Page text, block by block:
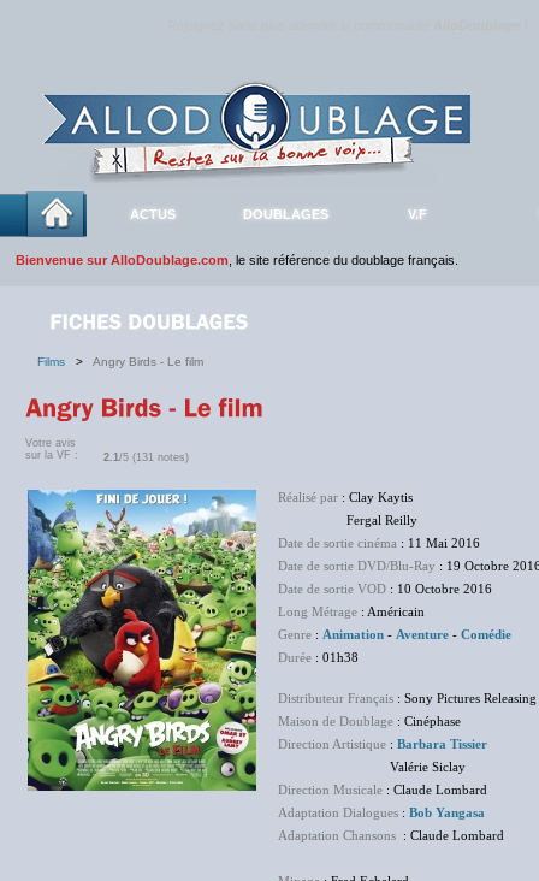
ACTUS DOUBLAGES V.F
Bienvenue sur AlloDoublage.com , le site référence du doublage français.
Films > Angry Birds - Le film
Votre avis
sur la VF :
2.1/5 (131 notes)
Réalisé par : Clay Kaytis
Fergal Reilly
Date de sortie cinéma : 11 Mai 2016
Date de sortie DVD/Blu-Ray : 19 Octobre
Date de sortie VOD : 10 Octobre 2016
Long Métrage : Américain
Genre : Animation - Aventure - Comédie
Durée : 01h38
Distributeur Français : Sony Pictures
Maison de Doublage : Cinéphase
Direction Artistique : Barbara Tissier
Valérie Siclay
Direction Musicale : Claude Lombard
Adaptation Dialogues : Bob Yangasa
Adaptation Chansons : Claude Lombard